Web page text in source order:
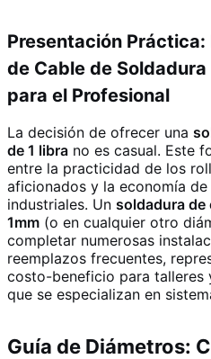
Presentación Práctica:
de Cable de
para el Profesional
La decisión de ofrecer una
de 1 libra no es casual. Este
entre la practicidad de los
aficionados y la economía
industriales. Un soldadura de
1mm (o en cualquier otro
completar numerosas
reemplazos frecuentes,
costo-beneficio para talleres
que se especializan en
Guía de Diámetros: